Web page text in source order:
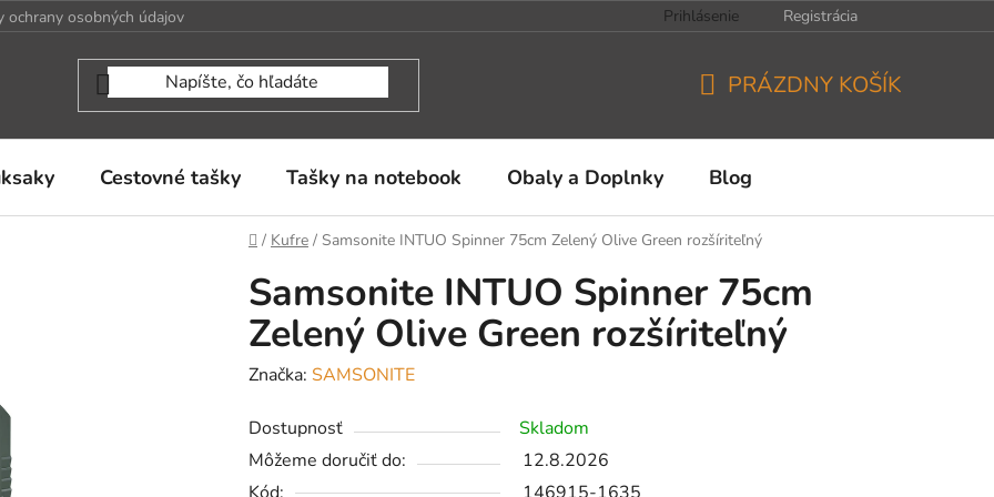
ochrany osobných údajov Prihlásenie Registrácia
KOŠÍK
PRÁZDNY KOŠÍK
Cestovné tašky Tašky na notebook Obaly a Doplnky Blog
Domov
/ Kufre / Samsonite INTUO Spinner 75cm Zelený Olive Green rozšíriteľný
Samsonite INTUO Spinner 75cm
Zelený Olive Green rozšíriteľný
Značka: SAMSONITE
Dostupnosť
Skladom
Môžeme doručiť do:
12.8.2026